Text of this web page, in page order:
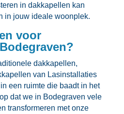
in dakkapellen kan
in jouw ideale woonplek.​
voor
dakkapellen,
van Lasinstallaties
een ruimte die baadt in het
dat we in Bodegraven vele
transformeren met onze